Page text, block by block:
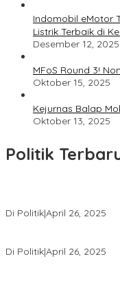
Indomobil eMotor
Listrik Terbaik di
Desember 12, 2025
MFoS Round 3!
Oktober 15, 2025
Kejurnas Balap
Oktober 13, 2025
Politik
Di Politik|April 26, 2025
Di Politik|April 26, 2025